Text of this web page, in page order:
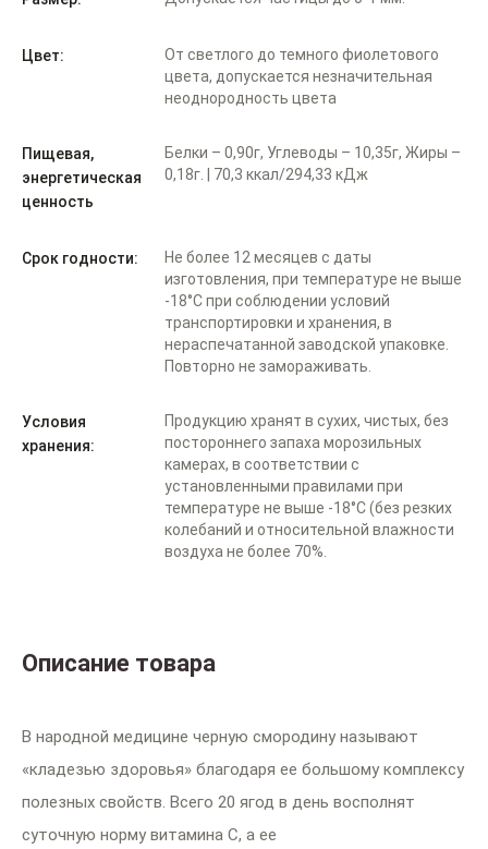
Цвет:
От светлого до темного фиолетового
цвета, допускается незначительная
неоднородность цвета
Пищевая,
энергетическая
ценность
Белки – 0,90г, Углеводы – 10,35г, Жиры –
0,18г. | 70,3 ккал/294,33 кДж
Срок годности:
Не более 12 месяцев с даты
изготовления, при температуре не выше
-18°С при соблюдении условий
транспортировки и хранения, в
нераспечатанной заводской упаковке.
Повторно не замораживать.
Условия
хранения:
Продукцию хранят в сухих, чистых, без
постороннего запаха морозильных
камерах, в соответствии с
установленными правилами при
температуре не выше -18°С (без резких
колебаний и относительной влажности
воздуха не более 70%.
Описание товара
В народной медицине черную смородину называют
«кладезью здоровья» благодаря ее большому комплексу
полезных свойств. Всего 20 ягод в день восполнят
суточную норму витамина С, а ее